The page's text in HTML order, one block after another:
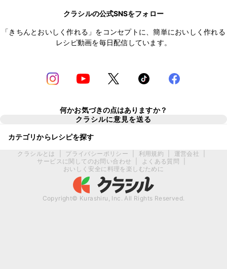
クラシルの公式SNSをフォロー
「きちんとおいしく作れる」をコンセプトに、簡単においしく作れる
レシピ動画を毎日配信しています。
何かお気づきの点はありますか？
クラシルに意見を送る
カテゴリからレシピを探す
クラシルとは プライバシーポリシー 利用規約 運営会社
サービスに関してのお問い合わせ
よくある質問
おいしく安全に料理を楽しむために
Copyright© Kurashiru, Inc. All Rights Reserved.